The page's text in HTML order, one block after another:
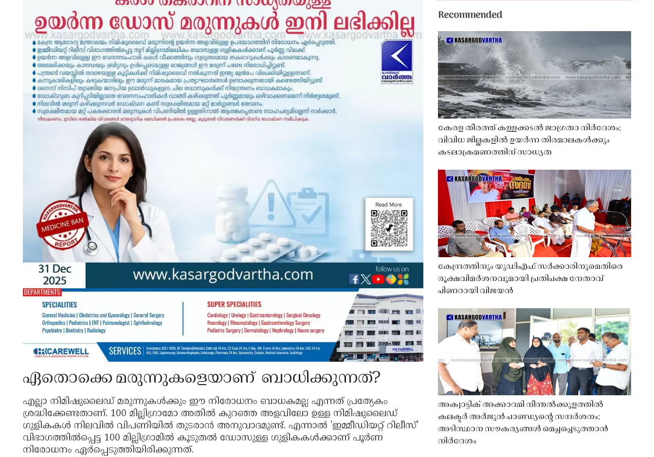
ഏതൊക്കെ മരുന്നുകളെയാണ് ബാധിക്കുന്നത്?
എല്ലാ നിമിഷുലൈഡ് മരുന്നുകൾക്കും ഈ നിരോധനം ബാധകമല്ല എന്നത് പ്രത്യേകം
ശ്രദ്ധിക്കേണ്ടതാണ്. 100 മില്ലിഗ്രാമോ അതിൽ കുറഞ്ഞ അളവിലോ ഉള്ള നിമിഷുലൈഡ്
ഗുളികകൾ നിലവിൽ വിപണിയിൽ തുടരാൻ അനുവാദമുണ്ട്. എന്നാൽ 'ഇമ്മീഡിയറ്റ് റിലീസ്'
വിഭാഗത്തിൽപ്പെട്ട 100 മില്ലിഗ്രാമിൽ കൂടുതൽ ഡോസുള്ള ഗുളികകൾക്കാണ് പൂർണ
നിരോധനം ഏർപ്പെടുത്തിയിരിക്കുന്നത്.
Recommended
കേരള തീരത്ത് കള്ളക്കടൽ ജാഗ്രതാ നിർദേശം;
വിവിധ ജില്ലകളിൽ ഉയർന്ന തിരമാലകൾക്കും
കടലാക്രമണത്തിന് സാധ്യത
കേന്ദ്രത്തിനും യുഡിഎഫ് സർക്കാരിനുമെതിരെ
രൂക്ഷവിമർശനവുമായി പ്രതിപക്ഷ നേതാവ്
പിണറായി വിജയൻ
അക്വാട്ടിക് അക്കാദമി നീന്തൽക്കുളത്തിൽ
കലക്ടർ അർജുൻ പാണ്ഡ്യൻ്റെ സന്ദർശനം;
അടിസ്ഥാന സൗകര്യങ്ങൾ മെച്ചപ്പെടുത്താൻ
നിർദേശം